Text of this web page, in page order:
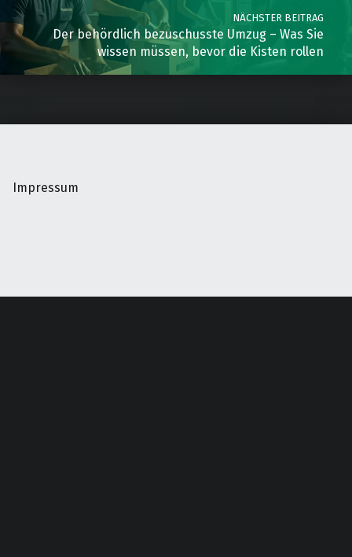
NÄCHSTER BEITRAG
Der behördlich bezuschusste Umzug – Was Sie
wissen müssen, bevor die Kisten rollen
Impressum